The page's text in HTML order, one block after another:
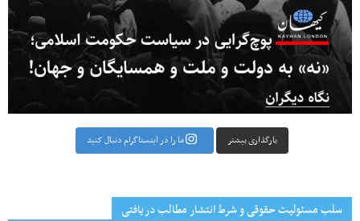
بارگذاری بیشتر ما را در اینستاگرام دنبال کنید
سلب مسئولیت حقوقی و شرط انتشار مطالب دریافتی